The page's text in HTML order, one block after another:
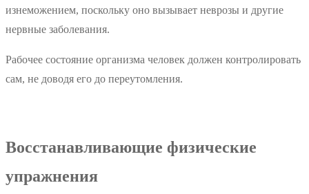
изнеможением, поскольку оно вызывает неврозы и другие
нервные заболевания.
Рабочее состояние организма человек должен контролировать
сам, не доводя его до переутомления.
Восстанавливающие физические
упражнения